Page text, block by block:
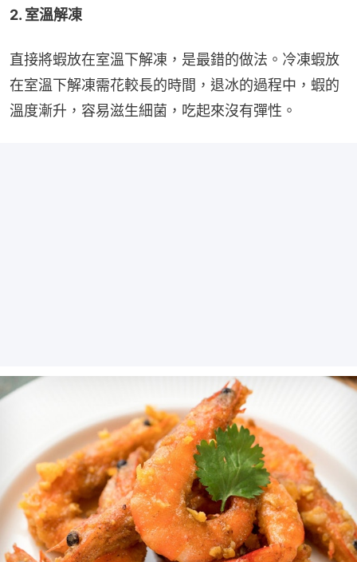
2. 室溫解凍
直接將蝦放在室溫下解凍，是最錯的做法。冷凍蝦放
在室溫下解凍需花較長的時間，退冰的過程中，蝦的
溫度漸升，容易滋生細菌，吃起來沒有彈性。